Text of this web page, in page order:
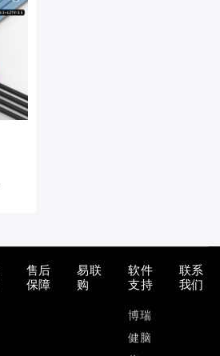
售后
保障
易联
购
软件
支持
博瑞
健脑
联系
我们